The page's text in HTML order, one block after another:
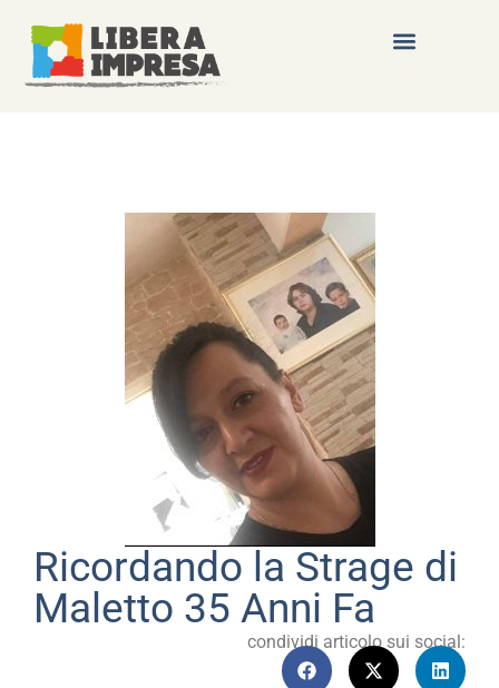
Ricordando la Strage di
Maletto 35 Anni Fa
condividi articolo sui social: